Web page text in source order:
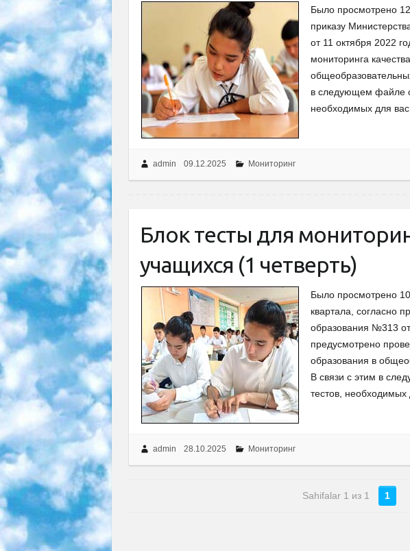
Было просмотрено
приказу
от 11 октября 2022
мониторинга
в следующем файле
необходимых для вас.
admin 09.12.2025 Мониторинг
Блок тесты для
учащихся (1 четверть)
Было просмотрено
квартала, согласно
образования №313 от
предусмотрено
образования в
В связи с этим в
тестов, необходимых
admin 28.10.2025 Мониторинг
Sahifalar 1 из 1 1